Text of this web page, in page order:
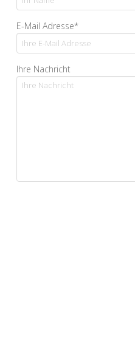
E-Mail Adresse*
Ihre Nachricht